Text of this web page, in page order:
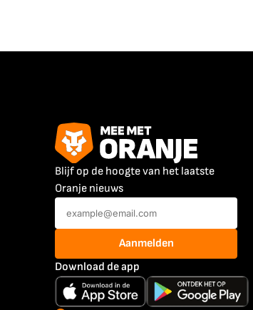
Blijf op de hoogte van het laatste
Oranje nieuws
Aanmelden
Download de app